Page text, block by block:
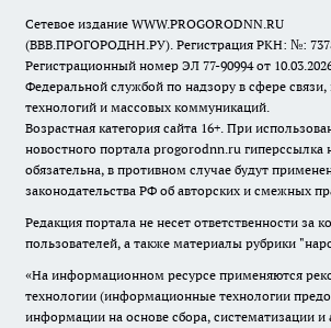
Сетевое издание WWW.PROGORODNN.RU
(ВВВ.ПРОГОРОДНН.РУ). Регистрация РКН: №:
Регистрационный номер ЭЛ 77-90994 от
Федеральной службой по надзору в сфере
технологий и массовых коммуникаций.
Возрастная категория сайта 16+. При
новостного портала progorodnn.ru гиперссылка
обязательна, в противном случае будут
законодательства РФ об авторских и смежных
Редакция портала не несет ответственности за
пользователей, а также материалы рубрики
«На информационном ресурсе применяются
технологии (информационные технологии
информации на основе сбора, систематизации и